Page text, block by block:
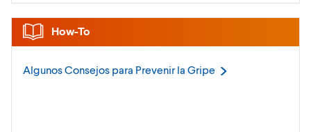
How-To
Algunos Consejos para Prevenir la Gripe